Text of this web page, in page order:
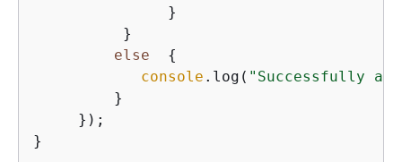
               }
          }
else
{
console .log( "Successfully
         }
     });
}